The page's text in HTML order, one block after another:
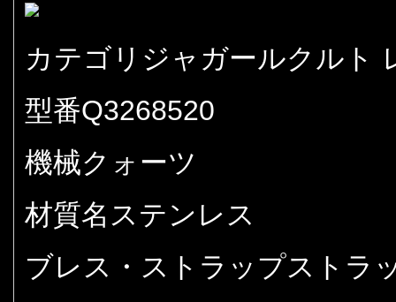
カテゴリジャガールクルト
型番Q3268520
機械クォーツ
材質名ステンレス
ブレス・ストラップストラ